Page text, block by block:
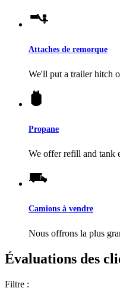
Attaches de remorque
We'll put a trailer hitch
Propane
We offer refill and tank
Camions à vendre
Nous offrons la plus
Évaluations des
Filtre :